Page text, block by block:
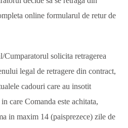
online formularul de retur de
solicita retragerea
legal de retragere din contract,
cadouri care au insotit
care Comanda este achitata,
in maxim 14 (paisprezece) zile de